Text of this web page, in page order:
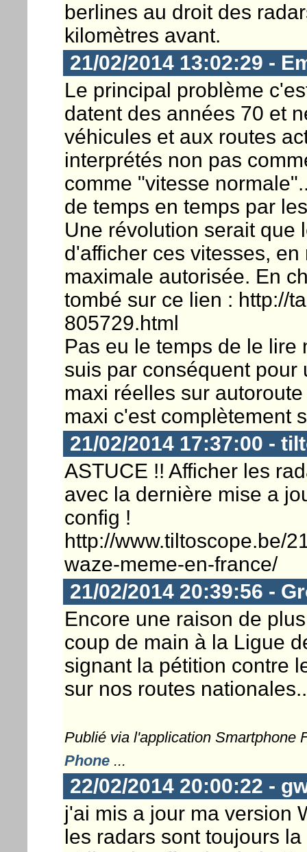
berlines au droit des
kilomètres avant.
21/02/2014 13:02:29 -
Le principal problème
datent des années 70 et
véhicules et aux routes
interprétés non pas
comme "vitesse
de temps en temps par
Une révolution serait que
d'afficher ces vitesses,
maximale autorisée. En
tombé sur ce lien : http://
805729.html
Pas eu le temps de le lire
suis par conséquent
maxi réelles sur
maxi c'est complètement
21/02/2014 17:37:00 -
ASTUCE !! Afficher les
avec la dernière mise a
config !
http://www.tiltoscope.be/
waze-meme-en-france/
21/02/2014 20:39:56 -
Encore une raison de
coup de main à la Ligue
signant la pétition contre
sur nos routes
Publié via l'application Smartphone
Phone...
22/02/2014 20:00:22 -
j'ai mis a jour ma version
les radars sont toujours